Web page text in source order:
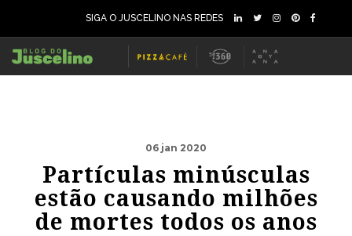
SIGA O JUSCELINO NAS REDES
06 jan 2020
Partículas minúsculas
estão causando milhões
de mortes todos os anos